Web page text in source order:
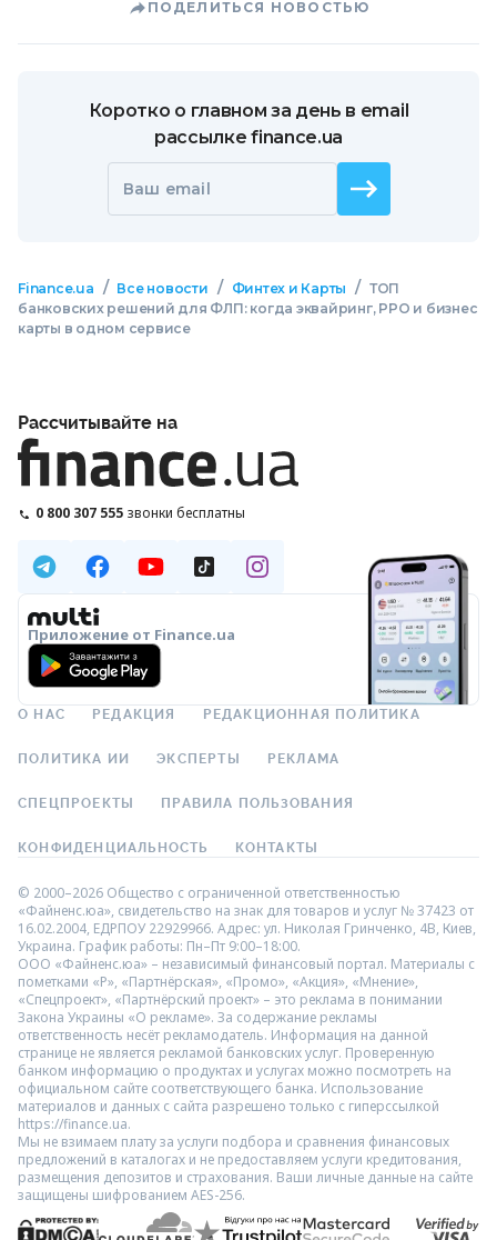
ПОДЕЛИТЬСЯ НОВОСТЬЮ
Коротко о главном за день в email
рассылке finance.ua
Ваш email
Finance.ua / Все новости / Финтех и Карты / ТОП
банковских решений для ФЛП: когда эквайринг, РРО и бизнес
карты в одном сервисе
Рассчитывайте на
0 800 307 555 звонки бесплатны
Приложение от Finance.ua
О НАС РЕДАКЦИЯ РЕДАКЦИОННАЯ ПОЛИТИКА
ПОЛИТИКА ИИ ЭКСПЕРТЫ РЕКЛАМА
СПЕЦПРОЕКТЫ ПРАВИЛА ПОЛЬЗОВАНИЯ
КОНФИДЕНЦИАЛЬНОСТЬ КОНТАКТЫ
© 2000–2026 Общество с ограниченной ответственностью
«Файненс.юа», свидетельство на знак для товаров и услуг № 37423 от
16.02.2004, ЕДРПОУ 22929966. Адрес: ул. Николая Гринченко, 4В, Киев,
Украина. График работы: Пн–Пт 9:00–18:00.
ООО «Файненс.юа» – независимый финансовый портал. Материалы с
пометками «Р», «Партнёрская», «Промо», «Акция», «Мнение»,
«Спецпроект», «Партнёрский проект» – это реклама в понимании
Закона Украины «О рекламе». За содержание рекламы
ответственность несёт рекламодатель. Информация на данной
странице не является рекламой банковских услуг. Проверенную
банком информацию о продуктах и услугах можно посмотреть на
официальном сайте соответствующего банка. Использование
материалов и данных с сайта разрешено только с гиперссылкой
https://finance.ua.
Мы не взимаем плату за услуги подбора и сравнения финансовых
предложений в каталогах и не предоставляем услуги кредитования,
размещения депозитов и страхования. Ваши личные данные на сайте
защищены шифрованием AES-256.